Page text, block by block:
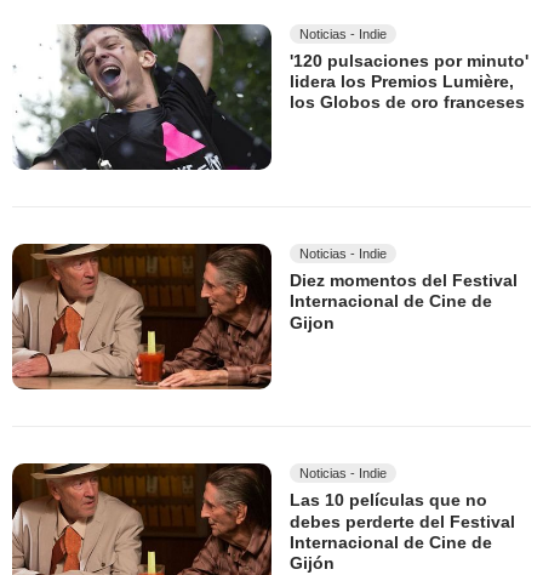
Noticias - Indie
'120 pulsaciones por minuto'
lidera los Premios Lumière,
los Globos de oro franceses
Noticias - Indie
Diez momentos del Festival
Internacional de Cine de
Gijon
Noticias - Indie
Las 10 películas que no
debes perderte del Festival
Internacional de Cine de
Gijón